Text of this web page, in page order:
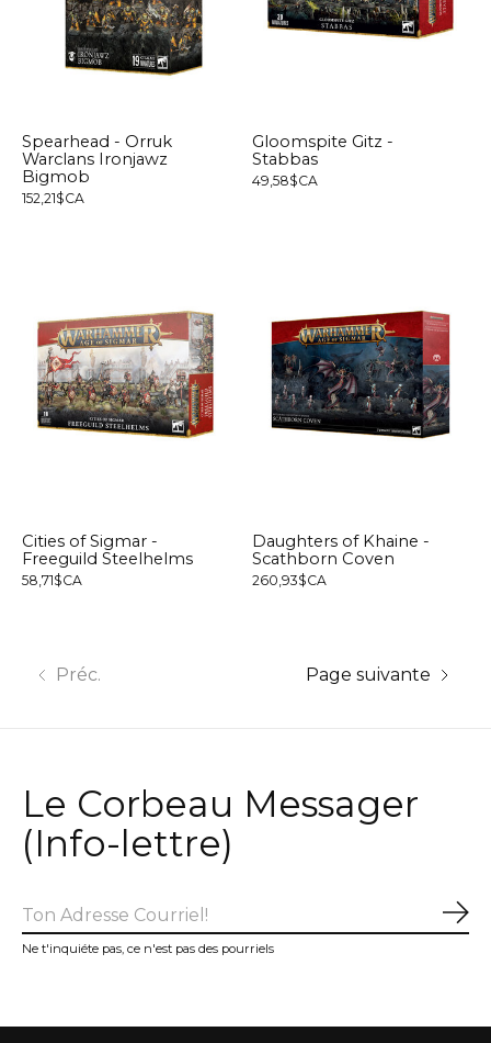
Spearhead - Orruk
Warclans Ironjawz
Bigmob
152,21$CA
Gloomspite Gitz -
Stabbas
49,58$CA
Cities of Sigmar -
Freeguild Steelhelms
58,71$CA
Daughters of Khaine -
Scathborn Coven
260,93$CA
Préc. Page suivante
Le Corbeau Messager
(Info-lettre)
Ne t'inquiéte pas, ce n'est pas des pourriels